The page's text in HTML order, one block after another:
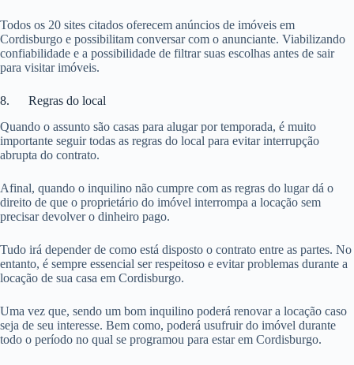
Todos os 20 sites citados oferecem anúncios de imóveis em
Cordisburgo e possibilitam conversar com o anunciante. Viabilizando
confiabilidade e a possibilidade de filtrar suas escolhas antes de sair
para visitar imóveis.
8. Regras do local
Quando o assunto são casas para alugar por temporada, é muito
importante seguir todas as regras do local para evitar interrupção
abrupta do contrato.
Afinal, quando o inquilino não cumpre com as regras do lugar dá o
direito de que o proprietário do imóvel interrompa a locação sem
precisar devolver o dinheiro pago.
Tudo irá depender de como está disposto o contrato entre as partes. No
entanto, é sempre essencial ser respeitoso e evitar problemas durante a
locação de sua casa em Cordisburgo.
Uma vez que, sendo um bom inquilino poderá renovar a locação caso
seja de seu interesse. Bem como, poderá usufruir do imóvel durante
todo o período no qual se programou para estar em Cordisburgo.